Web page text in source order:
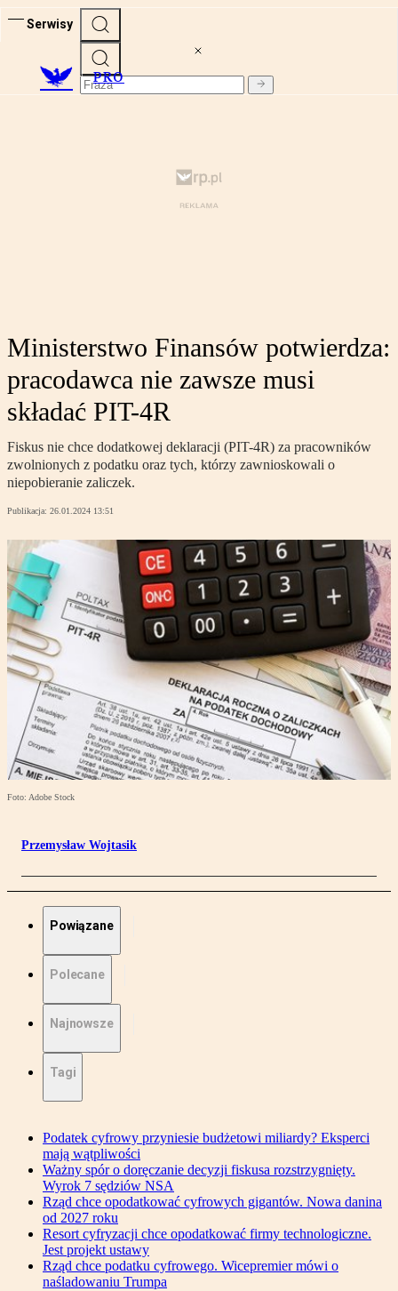
Serwisy
PRO
Ministerstwo Finansów potwierdza:
pracodawca nie zawsze musi
składać PIT-4R
Fiskus nie chce dodatkowej deklaracji (PIT-4R) za pracowników
zwolnionych z podatku oraz tych, którzy zawnioskowali o
niepobieranie zaliczek.
Publikacja: 26.01.2024 13:51
Foto: Adobe Stock
Przemysław Wojtasik
Powiązane
Polecane
Najnowsze
Tagi
Podatek cyfrowy przyniesie budżetowi miliardy? Eksperci
mają wątpliwości
Ważny spór o doręczanie decyzji fiskusa rozstrzygnięty.
Wyrok 7 sędziów NSA
Rząd chce opodatkować cyfrowych gigantów. Nowa danina
od 2027 roku
Resort cyfryzacji chce opodatkować firmy technologiczne.
Jest projekt ustawy
Rząd chce podatku cyfrowego. Wicepremier mówi o
naśladowaniu Trumpa